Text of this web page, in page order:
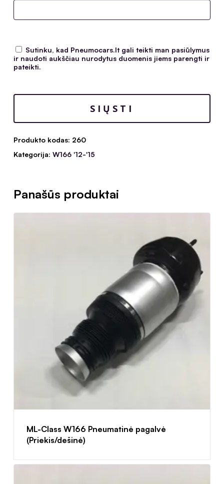
Sutinku, kad Pneumocars.lt gali teikti man pasiūlymus
ir naudoti aukščiau nurodytus duomenis jiems parengti ir
pateikti.
Produkto kodas: 260
Kategorija: W166 '12-'15
Panašūs produktai
ML-Class W166 Pneumatinė pagalvė
(Priekis/dešinė)